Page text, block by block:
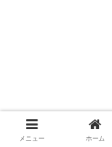
メニュー ホーム